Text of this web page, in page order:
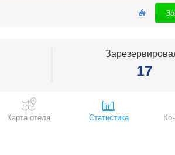
RENAISSANCE PHUKET RESORT & SPA 5*
PATONG LODGE HOTEL 3*
ROYAL HERITAGE PAVILION 3*
17
Карта отеля Статистика